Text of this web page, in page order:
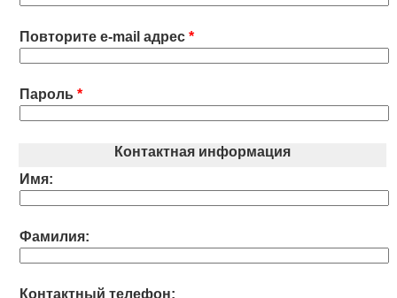
Повторите e-mail адрес *
Пароль *
Контактная информация
Имя:
Фамилия:
Контактный телефон: